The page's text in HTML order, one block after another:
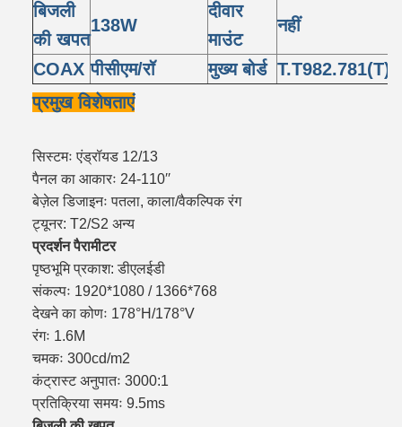
बिजली
की खपत
138W
दीवार
माउंट
नहीं
COAX पीसीएम/रॉ मुख्य बोर्ड T.T982.781(T)
प्रमुख विशेषताएं
सिस्टमः एंड्रॉयड 12/13
पैनल का आकारः 24-110′′
बेज़ेल डिजाइनः पतला, काला/वैकल्पिक रंग
ट्यूनर: T2/S2 अन्य
प्रदर्शन पैरामीटर
पृष्ठभूमि प्रकाश: डीएलईडी
संकल्पः 1920*1080 / 1366*768
देखने का कोणः 178°H/178°V
रंगः 1.6M
चमकः 300cd/m2
कंट्रास्ट अनुपातः 3000:1
प्रतिक्रिया समयः 9.5ms